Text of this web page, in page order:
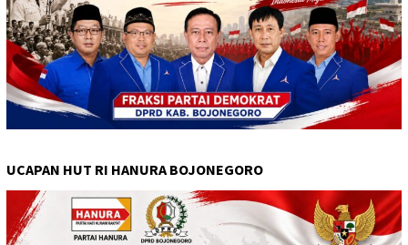
UCAPAN HUT RI HANURA BOJONEGORO